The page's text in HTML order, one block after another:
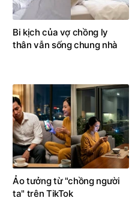
Bi kịch của vợ chồng ly
thân vẫn sống chung nhà
Ảo tưởng từ "chồng người
ta" trên TikTok